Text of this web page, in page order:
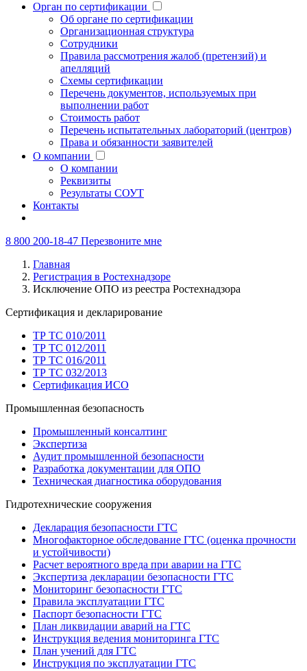
Орган по сертификации
Об органе по сертификации
Организационная структура
Сотрудники
Правила рассмотрения жалоб (претензий) и
апелляций
Схемы сертификации
Перечень документов, используемых при
выполнении работ
Стоимость работ
Перечень испытательных лабораторий (центров)
Права и обязанности заявителей
О компании
О компании
Реквизиты
Результаты СОУТ
Контакты
8 800 200-18-47 Перезвоните мне
Главная
Регистрация в Ростехнадзоре
Исключение ОПО из реестра Ростехнадзора
Сертификация и декларирование
ТР ТС 010/2011
ТР ТС 012/2011
ТР ТС 016/2011
ТР ТС 032/2013
Сертификация ИСО
Промышленная безопасность
Промышленный консалтинг
Экспертиза
Аудит промышленной безопасности
Разработка документации для ОПО
Техническая диагностика оборудования
Гидротехнические сооружения
Декларация безопасности ГТС
Многофакторное обследование ГТС (оценка прочности
и устойчивости)
Расчет вероятного вреда при аварии на ГТС
Экспертиза декларации безопасности ГТС
Мониторинг безопасности ГТС
Правила эксплуатации ГТС
Паспорт безопасности ГТС
План ликвидации аварий на ГТС
Инструкция ведения мониторинга ГТС
План учений для ГТС
Инструкция по эксплуатации ГТС